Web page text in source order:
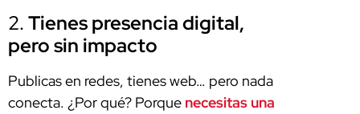
2.Tienes presencia digital,
pero sin impacto
Publicas en redes, tienes web… pero nada
conecta. ¿Por qué? Porque necesitas una